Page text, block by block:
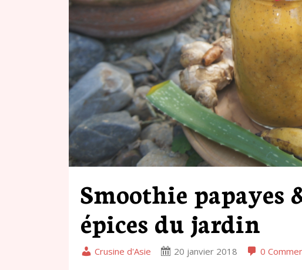
Smoothie papayes
épices du jardin
Crusine d'Asie 20 janvier 2018 0